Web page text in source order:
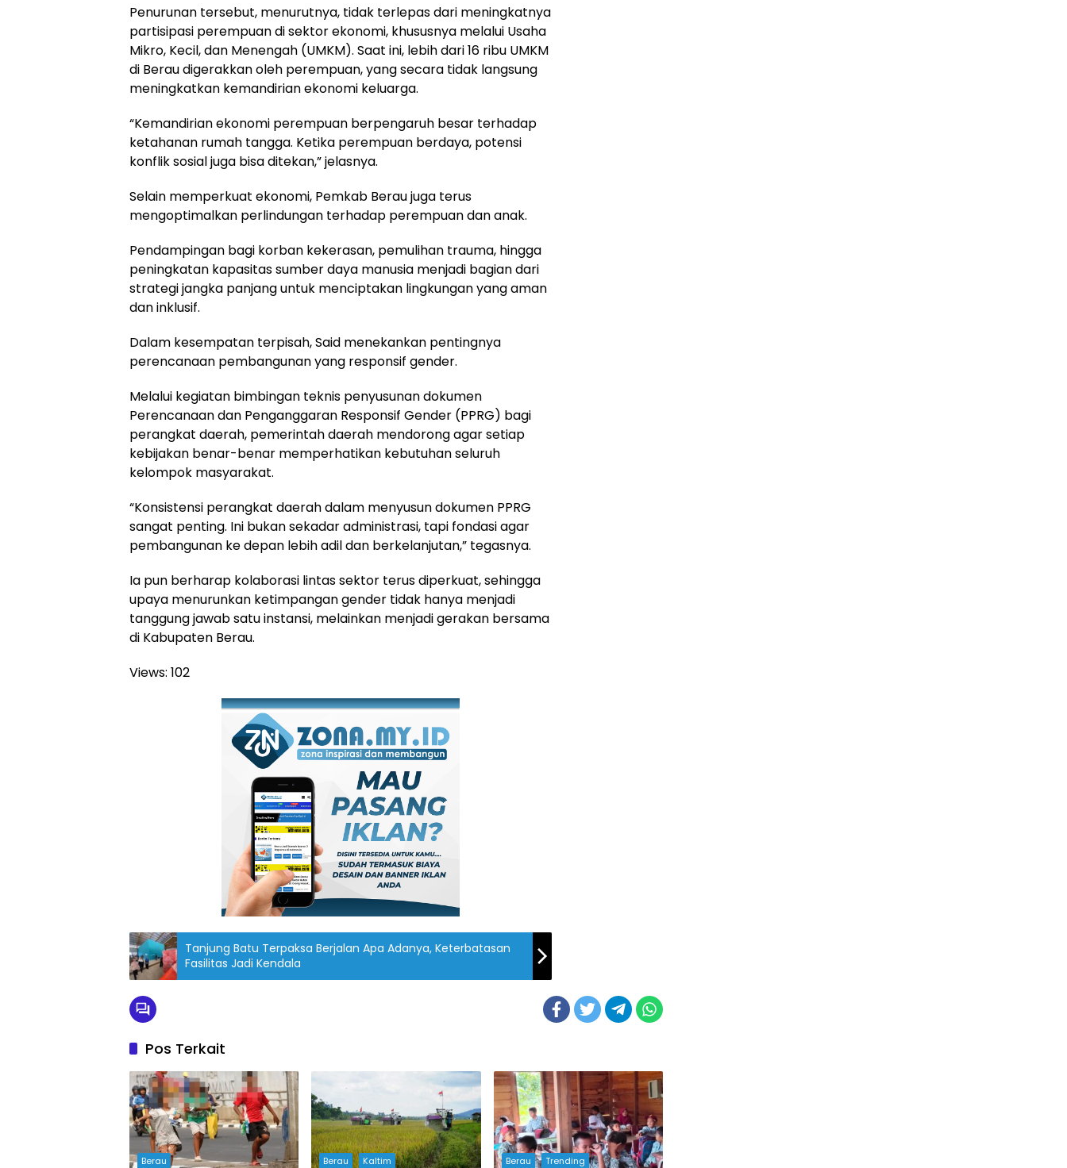
Penurunan tersebut, menurutnya, tidak terlepas dari meningkatnya
partisipasi perempuan di sektor ekonomi, khususnya melalui Usaha
Mikro, Kecil, dan Menengah (UMKM). Saat ini, lebih dari 16 ribu UMKM
di Berau digerakkan oleh perempuan, yang secara tidak langsung
meningkatkan kemandirian ekonomi keluarga.
“Kemandirian ekonomi perempuan berpengaruh besar terhadap
ketahanan rumah tangga. Ketika perempuan berdaya, potensi
konflik sosial juga bisa ditekan,” jelasnya.
Selain memperkuat ekonomi, Pemkab Berau juga terus
mengoptimalkan perlindungan terhadap perempuan dan anak.
Pendampingan bagi korban kekerasan, pemulihan trauma, hingga
peningkatan kapasitas sumber daya manusia menjadi bagian dari
strategi jangka panjang untuk menciptakan lingkungan yang aman
dan inklusif.
Dalam kesempatan terpisah, Said menekankan pentingnya
perencanaan pembangunan yang responsif gender.
Melalui kegiatan bimbingan teknis penyusunan dokumen
Perencanaan dan Penganggaran Responsif Gender (PPRG) bagi
perangkat daerah, pemerintah daerah mendorong agar setiap
kebijakan benar-benar memperhatikan kebutuhan seluruh
kelompok masyarakat.
“Konsistensi perangkat daerah dalam menyusun dokumen PPRG
sangat penting. Ini bukan sekadar administrasi, tapi fondasi agar
pembangunan ke depan lebih adil dan berkelanjutan,” tegasnya.
Ia pun berharap kolaborasi lintas sektor terus diperkuat, sehingga
upaya menurunkan ketimpangan gender tidak hanya menjadi
tanggung jawab satu instansi, melainkan menjadi gerakan bersama
di Kabupaten Berau.
Views: 102
Tanjung Batu Terpaksa Berjalan Apa Adanya, Keterbatasan
Fasilitas Jadi Kendala
Pos Terkait
Berau Berau Kaltim Berau Trending